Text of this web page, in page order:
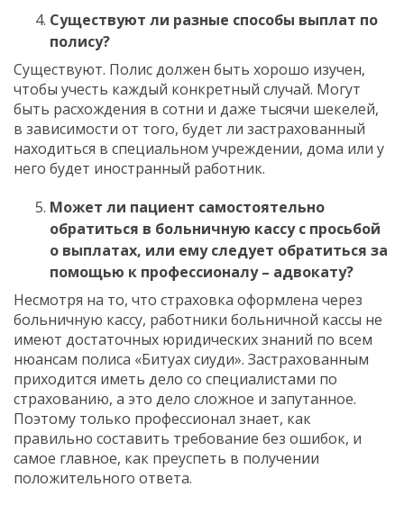
Существуют ли разные способы выплат по
полису?
Существуют. Полис должен быть хорошо изучен,
чтобы учесть каждый конкретный случай. Могут
быть расхождения в сотни и даже тысячи шекелей,
в зависимости от того, будет ли застрахованный
находиться в специальном учреждении, дома или у
него будет иностранный работник.
Может ли пациент самостоятельно
обратиться в больничную кассу с просьбой
о выплатах, или ему следует обратиться за
помощью к профессионалу – адвокату?
Несмотря на то, что страховка оформлена через
больничную кассу, работники больничной кассы не
имеют достаточных юридических знаний по всем
нюансам полиса «Битуах сиуди». Застрахованным
приходится иметь дело со специалистами по
страхованию, а это дело сложное и запутанное.
Поэтому только профессионал знает, как
правильно составить требование без ошибок, и
самое главное, как преуспеть в получении
положительного ответа.